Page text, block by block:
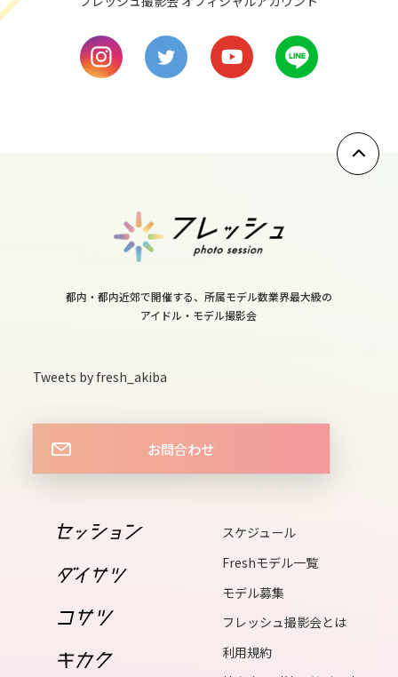
tue
14
15
tue
17
thu
18
fri
19
都内・都内近郊で開催する、所属モデル数業界最大級の
アイドル・モデル撮影会
Tweets by fresh_akiba
お問合わせ
スケジュール
Freshモデル一覧
モデル募集
フレッシュ撮影会とは
利用規約